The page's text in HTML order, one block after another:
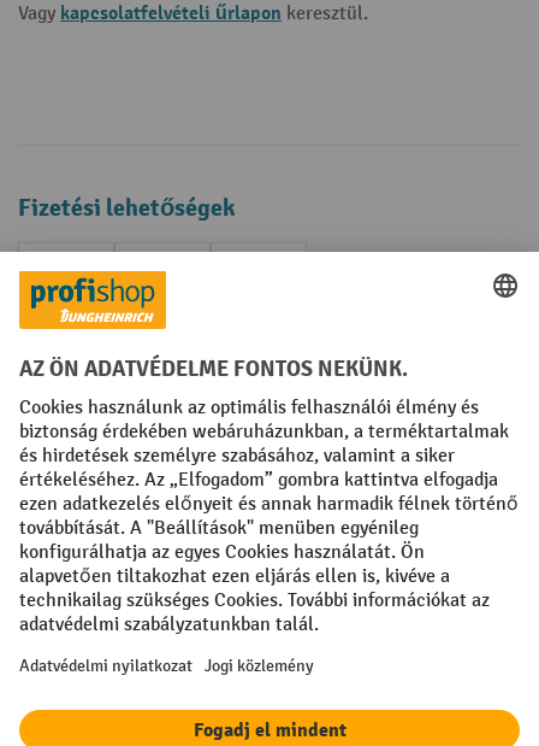
Vagy kapcsolatfelvételi űrlapon keresztül.
Fizetési lehetőségek
Creditcard (Master)Creditcard (Visa)
Előrefizetés
Közösségi Média
Facebook
YouTube
LinkedIn
Instagram
Impresszum ÁSZF Adatvédelmi tájékoztató
Adatvédelmi beállítások
All prices excl. VAT plusshipping costsand possible delivery charges,
A feltüntetett kedvezmények a készlet erejéig érvényesek. A